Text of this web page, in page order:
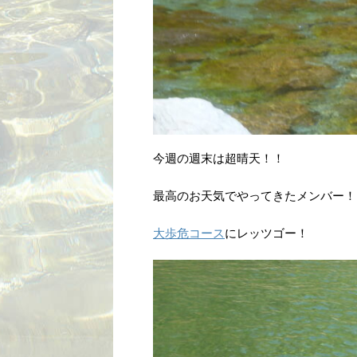
今週の週末は超晴天！！
最高のお天気でやってきたメンバー
大歩危コースにレッツゴー！